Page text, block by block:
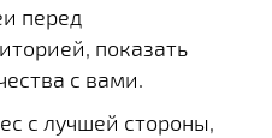
перед
показать
с вами.
с лучшей стороны,